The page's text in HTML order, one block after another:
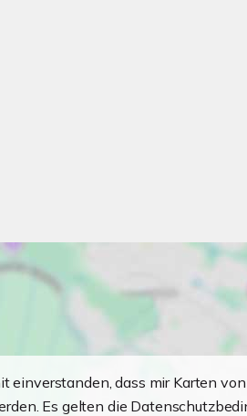
einverstanden, dass mir Karten von
Es gelten die